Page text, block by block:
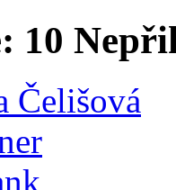
10
Čelišová